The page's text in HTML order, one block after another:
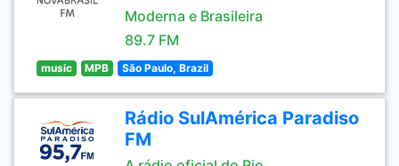
Moderna e Brasileira
89.7 FM
music MPB São Paulo, Brazil
Rádio SulAmérica Paradiso
FM